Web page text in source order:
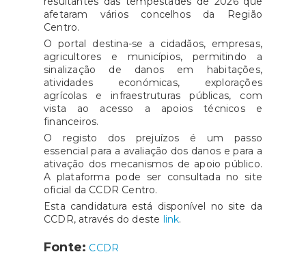
afetaram vários concelhos da Região
Centro.
O portal destina-se a cidadãos, empresas,
agricultores e municípios, permitindo a
sinalização de danos em habitações,
atividades económicas, explorações
agrícolas e infraestruturas públicas, com
vista ao acesso a apoios técnicos e
financeiros.
O registo dos prejuízos é um passo
essencial para a avaliação dos danos e para a
ativação dos mecanismos de apoio público.
A plataforma pode ser consultada no site
oficial da CCDR Centro.
Esta candidatura está disponível no site da
CCDR, através do deste link.
Fonte: CCDR